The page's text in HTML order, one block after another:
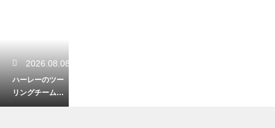
2026.08.08
ハーレーのツー
リングチームへ
の入り方！気の